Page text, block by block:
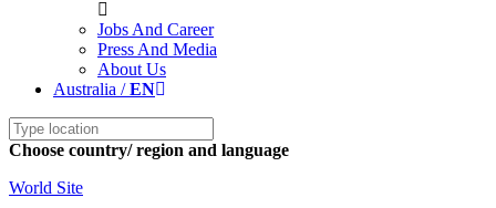
Jobs And Career
Press And Media
About Us
Australia /EN
Choose country/ region and language
World Site